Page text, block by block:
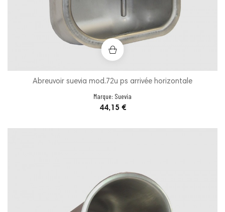
Abreuvoir suevia mod.72u ps arrivée horizontale
Marque: Suevia
Prix
44,15 €